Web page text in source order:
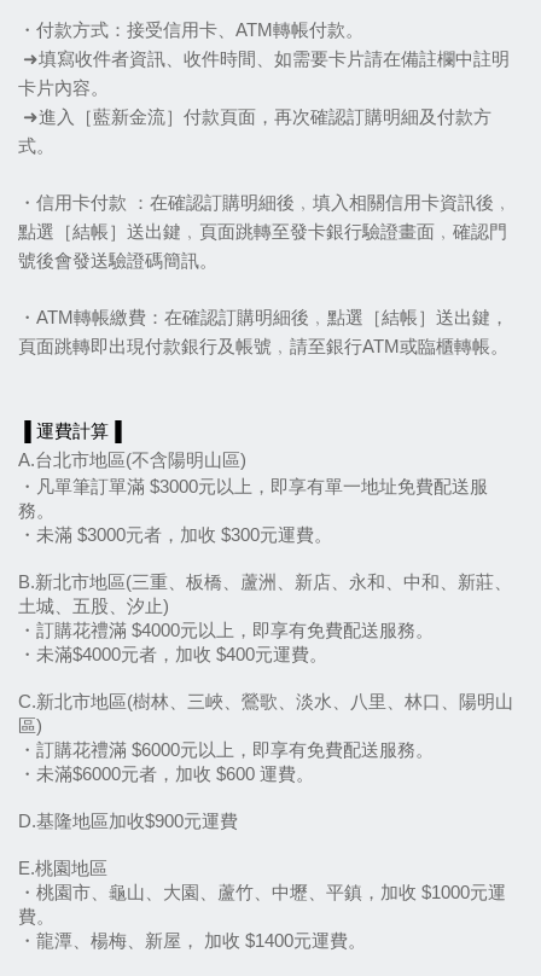
・付款方式：接受信用卡、ATM轉帳付款。
➜填寫收件者資訊、收件時間、如需要卡片請在備註欄中註明
卡片內容。
➜進入［藍新金流］付款頁面，再次確認訂購明細及付款方
式。
・信用卡付款 ：在確認訂購明細後﹐填入相關信用卡資訊後﹐
點選［結帳］送出鍵﹐頁面跳轉至發卡銀行驗證畫面﹐確認門
號後會發送驗證碼簡訊。
・ATM轉帳繳費：在確認訂購明細後﹐點選［結帳］送出鍵，
頁面跳轉即出現付款銀行及帳號﹐請至銀行ATM或臨櫃轉帳。
▐ 運費計算▐
A.台北市地區(不含陽明山區)
・凡單筆訂單滿 $3000元以上，即享有單一地址免費配送服
務。
・未滿 $3000元者，加收 $300元運費。
B.新北市地區(三重、板橋、蘆洲、新店、永和、中和、新莊、
土城、五股、汐止)
・訂購花禮滿 $4000元以上，即享有免費配送服務。
・未滿$4000元者，加收 $400元運費。
C.新北市地區(樹林、三峽、鶯歌、淡水、八里、林口、陽明山
區)
・訂購花禮滿 $6000元以上，即享有免費配送服務。
・未滿$6000元者，加收 $600 運費。
D.基隆地區加收$900元運費
E.桃園地區
・桃園市、龜山、大園、蘆竹、中壢、平鎮，加收 $1000元運
費。
・龍潭、楊梅、新屋， 加收 $1400元運費。